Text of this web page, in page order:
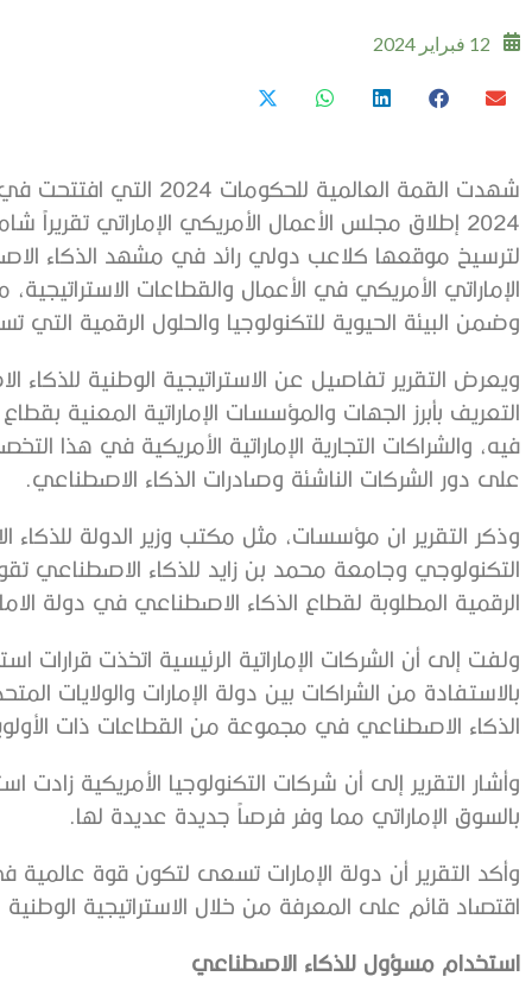
12 فبراير 2024
2024 إطلاق مجلس الأعمال الأمريكي الإماراتي
لترسيخ موقعها كلاعب دولي رائد في مشهد الذكاء
الإماراتي الأمريكي في الأعمال والقطاعات
وضمن البيئة الحيوية للتكنولوجيا والحلول الرقمية
التعريف بأبرز الجهات والمؤسسات الإماراتية المعنية
فيه، والشراكات التجارية الإماراتية الأمريكية في هذا
على دور الشركات الناشئة وصادرات الذكاء الاصطناعي.
التكنولوجي وجامعة محمد بن زايد للذكاء الاصطناعي تقود
الرقمية المطلوبة لقطاع الذكاء الاصطناعي في دولة
ولفت إلى أن الشركات الإماراتية الرئيسية اتخذت قرارات
بالاستفادة من الشراكات بين دولة الإمارات والولايات
الذكاء الاصطناعي في مجموعة من القطاعات ذات
وأشار التقرير إلى أن شركات التكنولوجيا الأمريكية زادت
بالسوق الإماراتي مما وفر فرصاً جديدة عديدة لها.
وأكد التقرير أن دولة الإمارات تسعى لتكون قوة
اقتصاد قائم على المعرفة من خلال الاستراتيجية الوطنية
استخدام مسؤول للذكاء الاصطناعي